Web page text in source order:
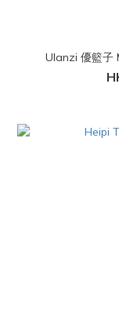
Ulanzi 優籃子